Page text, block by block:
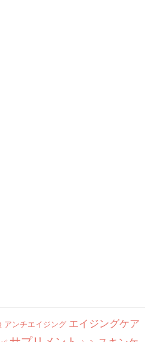
アンチエイジング エイジングケア